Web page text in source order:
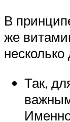
В
же
Так,